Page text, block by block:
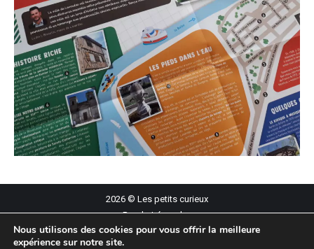
2026 © Les petits curieux
Rando Légendes
Lucien Péraire
Nous utilisons des cookies pour vous offrir la meilleure
expérience sur notre site.